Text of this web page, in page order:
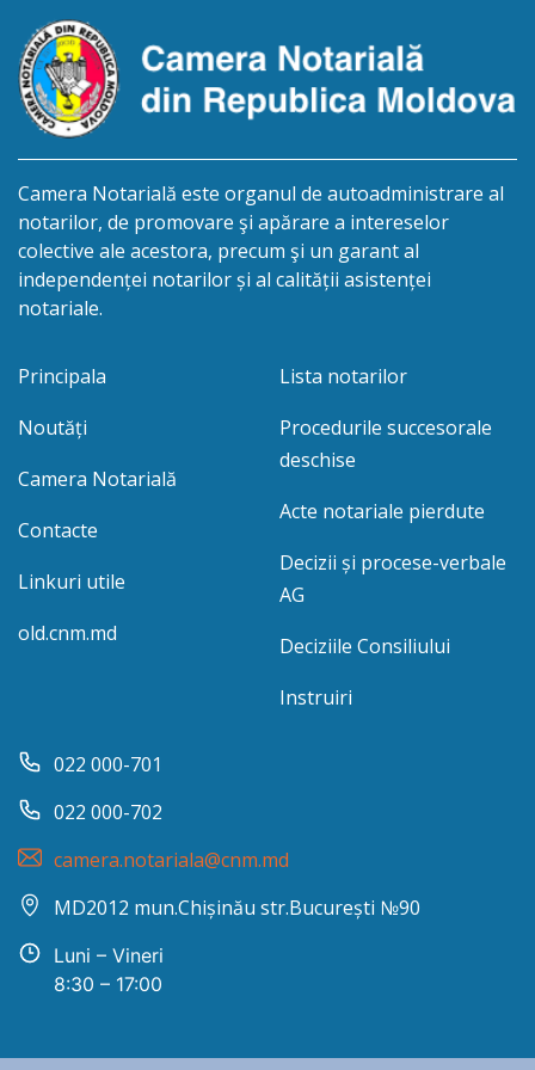
de 30.11.2026 […]
Camera Notarială este organul de autoadministrare al
notarilor, de promovare şi apărare a intereselor
colective ale acestora, precum şi un garant al
independenței notarilor și al calității asistenței
notariale.
Principala
Noutăți
Camera Notarială
Contacte
Linkuri utile
old.cnm.md
Lista notarilor
Procedurile succesorale
deschise
Acte notariale pierdute
Decizii și procese-verbale
AG
Deciziile Consiliului
Instruiri
022 000-701
022 000-702
camera.notariala@cnm.md
MD2012 mun.Chișinău str.București №90
Luni – Vineri
8:30 – 17:00